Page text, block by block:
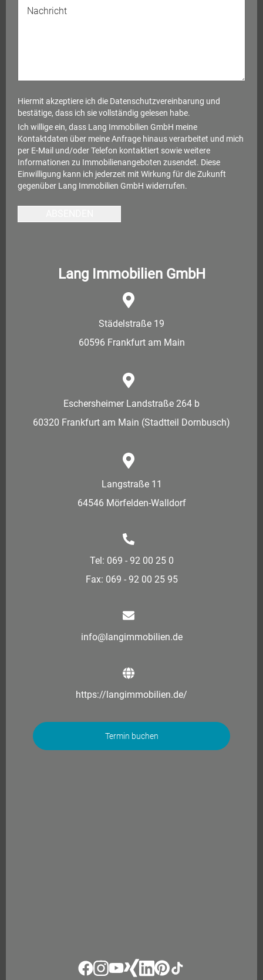
Hiermit akzeptiere ich die Datenschutzvereinbarung und
bestätige, dass ich sie vollständig gelesen habe.
Ich willige ein, dass Lang Immobilien GmbH meine
Kontaktdaten über meine Anfrage hinaus verarbeitet und mich
per E-Mail und/oder Telefon kontaktiert sowie weitere
Informationen zu Immobilienangeboten zusendet. Diese
Einwilligung kann ich jederzeit mit Wirkung für die Zukunft
gegenüber Lang Immobilien GmbH widerrufen.
Lang Immobilien GmbH
Städelstraße 19
60596 Frankfurt am Main
Eschersheimer Landstraße 264 b
60320 Frankfurt am Main (Stadtteil Dornbusch)
Langstraße 11
64546 Mörfelden-Walldorf
Tel: 069 - 92 00 25 0
Fax: 069 - 92 00 25 95
info@langimmobilien.de
https://langimmobilien.de/
Termin buchen